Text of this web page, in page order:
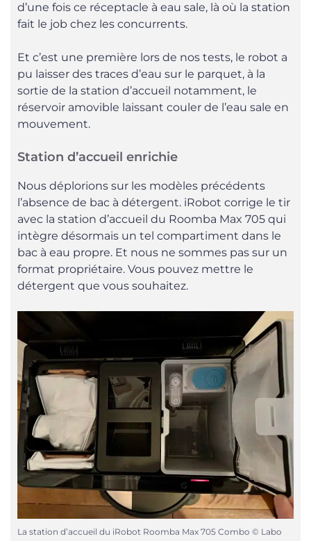
d’une fois ce réceptacle à eau sale, là où la station
fait le job chez les concurrents.
Et c’est une première lors de nos tests, le robot a
pu laisser des traces d’eau sur le parquet, à la
sortie de la station d’accueil notamment, le
réservoir amovible laissant couler de l’eau sale en
mouvement.
Station d’accueil enrichie
Nous déplorions sur les modèles précédents
l’absence de bac à détergent. iRobot corrige le tir
avec la station d’accueil du Roomba Max 705 qui
intègre désormais un tel compartiment dans le
bac à eau propre. Et nous ne sommes pas sur un
format propriétaire. Vous pouvez mettre le
détergent que vous souhaitez.
La station d’accueil du iRobot Roomba Max 705 Combo © Labo